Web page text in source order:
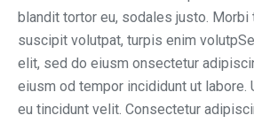
blandit tortor eu, sodales justo. Morbi
suscipit volutpat, turpis enim
elit, sed do eiusm onsectetur
eiusm od tempor incididunt ut labore.
eu tincidunt velit. Consectetur